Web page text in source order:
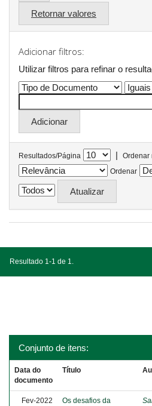
Retornar valores
Adicionar filtros:
Utilizar filtros para refinar o
Resultados/Página |
Ordenar
Ordenar
Resultado 1-1 de 1.
Conjunto de itens:
Data do
documento
Título
Fev-2022
Os desafios da